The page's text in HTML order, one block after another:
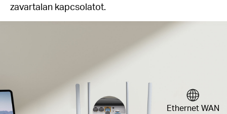
zavartalan kapcsolatot.
Ethernet WAN